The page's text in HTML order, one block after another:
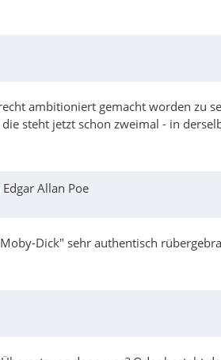
ambitioniert gemacht worden zu
steht jetzt schon zweimal - in
Allan Poe
Dick" sehr authentisch